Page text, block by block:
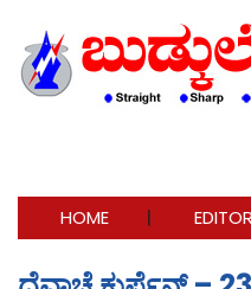
HOME